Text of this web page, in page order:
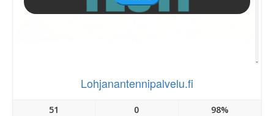
Lohjanantennipalvelu.fi
51 0 98%